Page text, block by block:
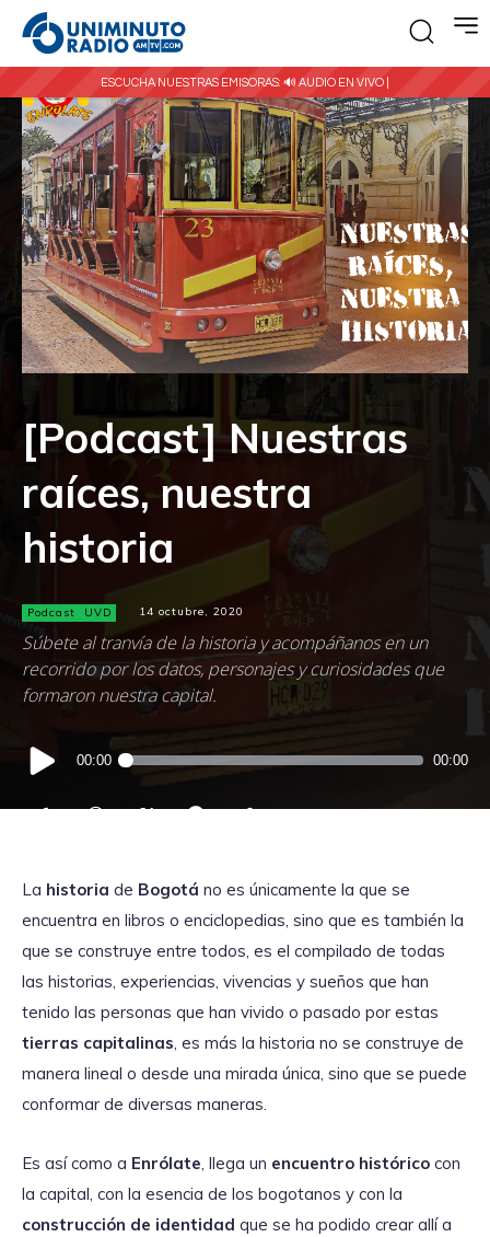
ESCUCHA NUESTRAS EMISORAS: 🔊 AUDIO EN VIVO |
[Podcast] Nuestras
raíces, nuestra
historia
Podcast UVD 14 octubre, 2020
Súbete al tranvía de la historia y acompáñanos en un
recorrido por los datos, personajes y curiosidades que
formaron nuestra capital.
Reproductor
de
00:00 00:00
La historia de Bogotá no es únicamente la que se
encuentra en libros o enciclopedias, sino que es también la
que se construye entre todos, es el compilado de todas
las historias, experiencias, vivencias y sueños que han
tenido las personas que han vivido o pasado por estas
tierras capitalinas , es más la historia no se construye de
manera lineal o desde una mirada única, sino que se puede
conformar de diversas maneras.
Es así como a Enrólate , llega un encuentro histórico con
la capital, con la esencia de los bogotanos y con la
construcción de identidad que se ha podido crear allí a